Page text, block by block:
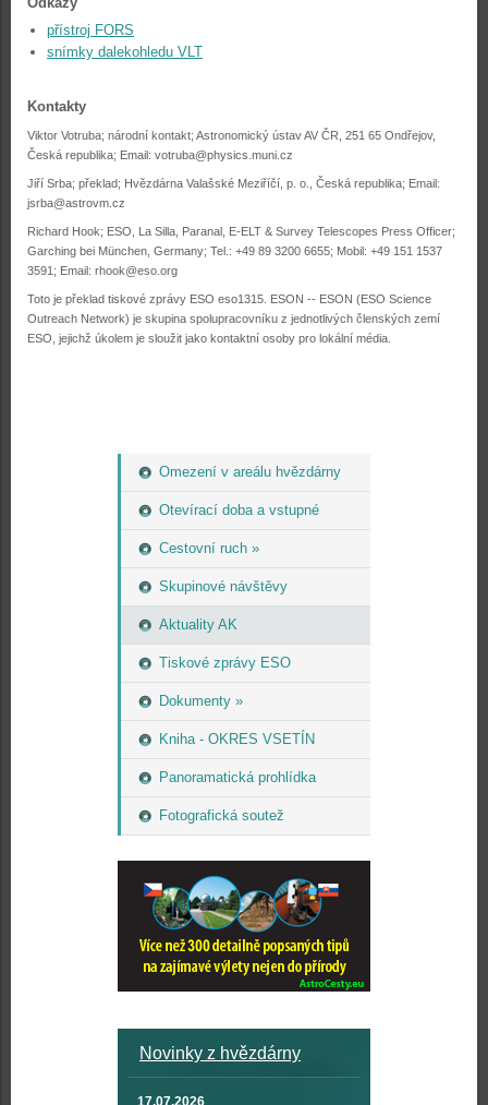
Omezení v areálu hvězdárny
Otevírací doba a vstupné
Cestovní ruch »
Skupinové návštěvy
Aktuality AK
Tiskové zprávy ESO
Dokumenty »
Kniha - OKRES VSETÍN
Panoramatická prohlídka
Fotografická soutež
Novinky z hvězdárny
17.07.2026
přístroj FORS
snímky dalekohledu VLT
Kontakty
Viktor Votruba; národní kontakt; Astronomický ústav AV ČR, 251 65 Ondřejov,
Česká republika; Email: votruba@physics.muni.cz
Jiří Srba; překlad; Hvězdárna Valašské Meziříčí, p. o., Česká republika; Email:
jsrba@astrovm.cz
Richard Hook; ESO, La Silla, Paranal, E-ELT & Survey Telescopes Press Officer;
Garching bei München, Germany; Tel.: +49 89 3200 6655; Mobil: +49 151 1537
3591; Email: rhook@eso.org
Toto je překlad tiskové zprávy ESO eso1315. ESON -- ESON (ESO Science
Outreach Network) je skupina spolupracovníku z jednotlivých členských zemí
ESO, jejichž úkolem je sloužit jako kontaktní osoby pro lokální média.